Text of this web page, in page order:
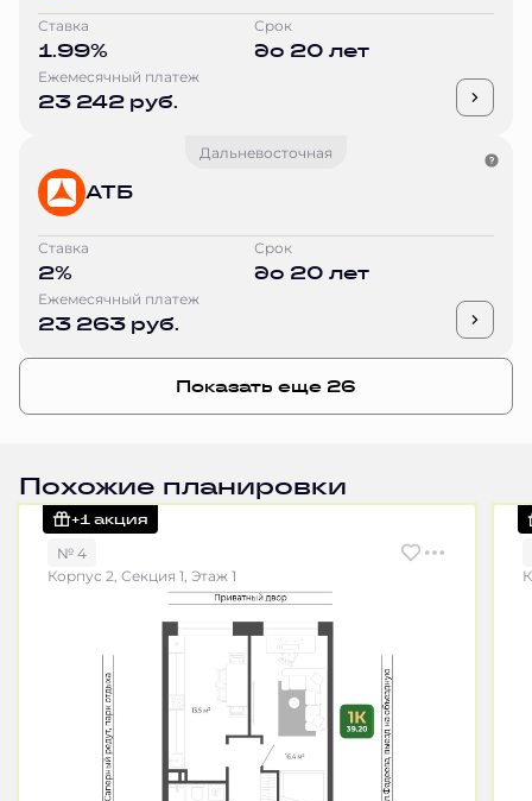
Ставка
1.99%
Срок
до 20 лет
Ежемесячный платеж
23 242 руб.
Дальневосточная
АТБ
Ставка
2%
Срок
до 20 лет
Ежемесячный платеж
23 263 руб.
Показать еще 26
Похожие планировки
+1 акция
№ 4
Корпус 2, Секция 1, Этаж 1